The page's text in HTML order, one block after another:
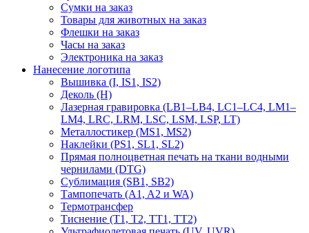
Сумки на заказ
Товары для животных на заказ
Флешки на заказ
Часы на заказ
Электроника на заказ
Нанесение логотипа
Вышивка (I, IS1, IS2)
Деколь (H)
Лазерная гравировка (LB1–LB4, LC1–LC4, LM1–
LM4, LRC, LRM, LSC, LSM, LSP, LT)
Металлостикер (MS1, MS2)
Наклейки (PS1, SL1, SL2)
Прямая полноцветная печать на ткани водными
чернилами (DTG)
Сублимация (SB1, SB2)
Тампопечать (A1, A2 и WA)
Термотрансфер
Тиснение (Т1, Т2, ТT1, ТT2)